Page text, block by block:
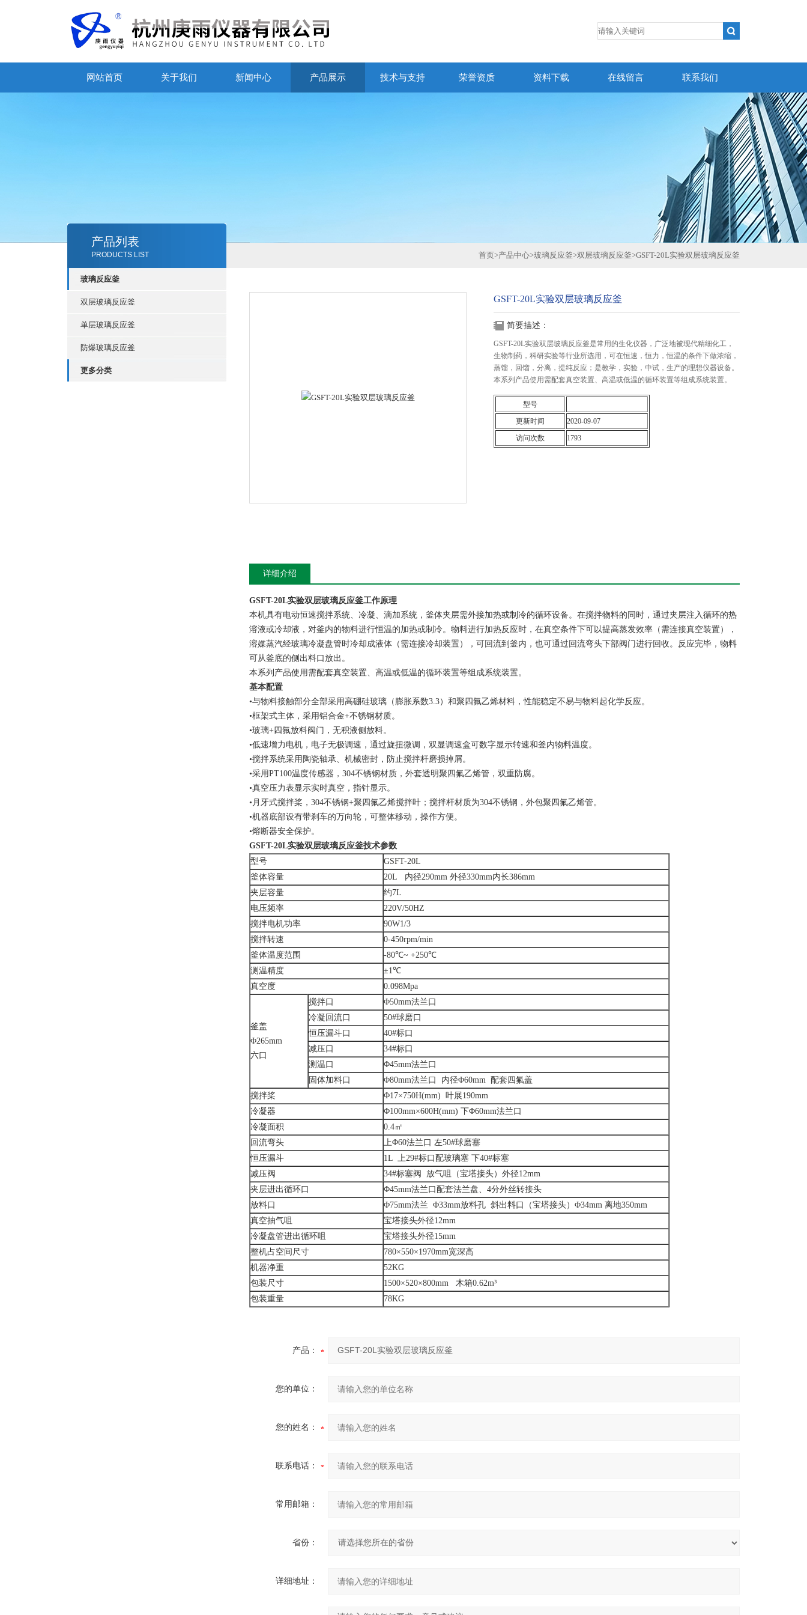
网站首页 关于我们 新闻中心 产品展示 技术与支持 荣誉资质 资料下载 在线留言 联系我们
产品列表
PRODUCTS LIST
玻璃反应釜
双层玻璃反应釜
单层玻璃反应釜
防爆玻璃反应釜
更多分类
首页>产品中心>玻璃反应釜>双层玻璃反应釜>GSFT-20L实验双层玻璃反应釜
GSFT-20L实验双层玻璃反应釜
简要描述：
GSFT-20L实验双层玻璃反应釜是常用的生化仪器，广泛地被现代精细化工，
生物制药，科研实验等行业所选用，可在恒速，恒力，恒温的条件下做浓缩，
蒸馏，回馏，分离，提纯反应；是教学，实验，中试，生产的理想仪器设备。
本系列产品使用需配套真空装置、高温或低温的循环装置等组成系统装置。
型号
更新时间
2020-09-07
访问次数
1793
详细介绍
GSFT-20L实验双层玻璃反应釜工作原理
本机具有电动恒速搅拌系统、冷凝、滴加系统，釜体夹层需外接加热或制冷的循环设备。在搅拌物料的同时，通过夹层注入循环的热
溶液或冷却液，对釜内的物料进行恒温的加热或制冷。物料进行加热反应时，在真空条件下可以提高蒸发效率（需连接真空装置），
溶媒蒸汽经玻璃冷凝盘管时冷却成液体（需连接冷却装置），可回流到釜内，也可通过回流弯头下部阀门进行回收。反应完毕，物料
可从釜底的侧出料口放出。
本系列产品使用需配套真空装置、高温或低温的循环装置等组成系统装置。
基本配置
•与物料接触部分全部采用高硼硅玻璃（膨胀系数3.3）和聚四氟乙烯材料，性能稳定不易与物料起化学反应。
•框架式主体，采用铝合金+不锈钢材质。
•玻璃+四氟放料阀门，无积液侧放料。
•低速增力电机，电子无极调速，通过旋扭微调，双显调速盒可数字显示转速和釜内物料温度。
•搅拌系统采用陶瓷轴承、机械密封，防止搅拌杆磨损掉屑。
•采用PT100温度传感器，304不锈钢材质，外套透明聚四氟乙烯管，双重防腐。
•真空压力表显示实时真空，指针显示。
•月牙式搅拌桨，304不锈钢+聚四氟乙烯搅拌叶；搅拌杆材质为304不锈钢，外包聚四氟乙烯管。
•机器底部设有带刹车的万向轮，可整体移动，操作方便。
•熔断器安全保护。
GSFT-20L实验双层玻璃反应釜技术参数
型号
GSFT-20L
釜体容量
20L 内径290mm 外径330mm内长386mm
夹层容量
约7L
电压频率
220V/50HZ
搅拌电机功率
90W1/3
搅拌转速
0-450rpm/min
釜体温度范围
-80℃~ +250℃
测温精度
±1℃
真空度
0.098Mpa
釜盖
Φ265mm
六口
搅拌口
Φ50mm法兰口
冷凝回流口
50#球磨口
恒压漏斗口
40#标口
减压口
34#标口
测温口
Φ45mm法兰口
固体加料口
Φ80mm法兰口 内径Φ60mm 配套四氟盖
搅拌桨
Φ17×750H(mm) 叶展190mm
冷凝器
Φ100mm×600H(mm) 下Φ60mm法兰口
冷凝面积
0.4㎡
回流弯头
上Φ60法兰口 左50#球磨塞
恒压漏斗
1L 上29#标口配玻璃塞 下40#标塞
减压阀
34#标塞阀 放气咀（宝塔接头）外径12mm
夹层进出循环口
Φ45mm法兰口配套法兰盘、4分外丝转接头
放料口
Φ75mm法兰 Φ33mm放料孔 斜出料口（宝塔接头）Φ34mm 离地350mm
真空抽气咀
宝塔接头外径12mm
冷凝盘管进出循环咀
宝塔接头外径15mm
整机占空间尺寸
780×550×1970mm宽深高
机器净重
52KG
包装尺寸
1500×520×800mm 木箱0.62m³
包装重量
78KG
产品：
您的单位：
您的姓名：
联系电话：
常用邮箱：
省份：
详细地址：